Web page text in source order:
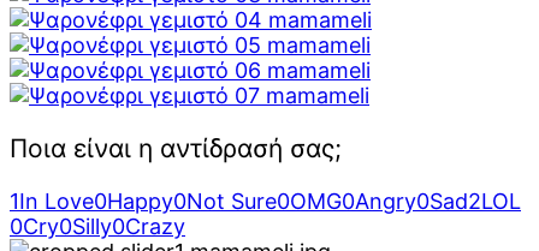
Ποια είναι η αντίδρασή σας;
1In Love0Happy0Not Sure0OMG0Angry0Sad2LOL
0Cry0Silly0Crazy